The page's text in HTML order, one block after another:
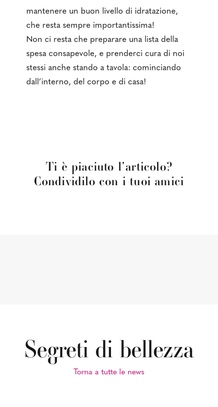
mantenere un buon livello di idratazione,
che resta sempre importantissima!
Non ci resta che preparare una lista della
spesa consapevole, e prenderci cura di noi
stessi anche stando a tavola: cominciando
dall’interno, del corpo e di casa!
Ti è piaciuto l'articolo?
Condividilo con i tuoi amici
Segreti di bellezza
Torna a tutte le news